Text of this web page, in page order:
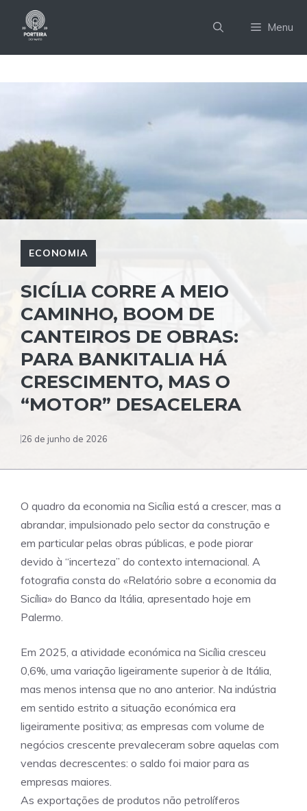
Menu
ECONOMIA
SICÍLIA CORRE A MEIO
CAMINHO, BOOM DE
CANTEIROS DE OBRAS:
PARA BANKITALIA HÁ
CRESCIMENTO, MAS O
“MOTOR” DESACELERA
26 de junho de 2026
O quadro da economia na Sicília está a crescer, mas a
abrandar, impulsionado pelo sector da construção e
em particular pelas obras públicas, e pode piorar
devido à “incerteza” do contexto internacional. A
fotografia consta do «Relatório sobre a economia da
Sicília» do Banco da Itália, apresentado hoje em
Palermo.
Em 2025, a atividade económica na Sicília cresceu
0,6%, uma variação ligeiramente superior à de Itália,
mas menos intensa que no ano anterior. Na indústria
em sentido estrito a situação económica era
ligeiramente positiva; as empresas com volume de
negócios crescente prevaleceram sobre aquelas com
vendas decrescentes: o saldo foi maior para as
empresas maiores.
As exportações de produtos não petrolíferos